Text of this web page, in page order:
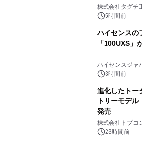
プン
株式会社タグチ
5時間前
ハイセンスの
「100UXS」
ハイセンスジャ
3時間前
進化したトー
トリーモデ
発売
株式会社トプコ
23時間前